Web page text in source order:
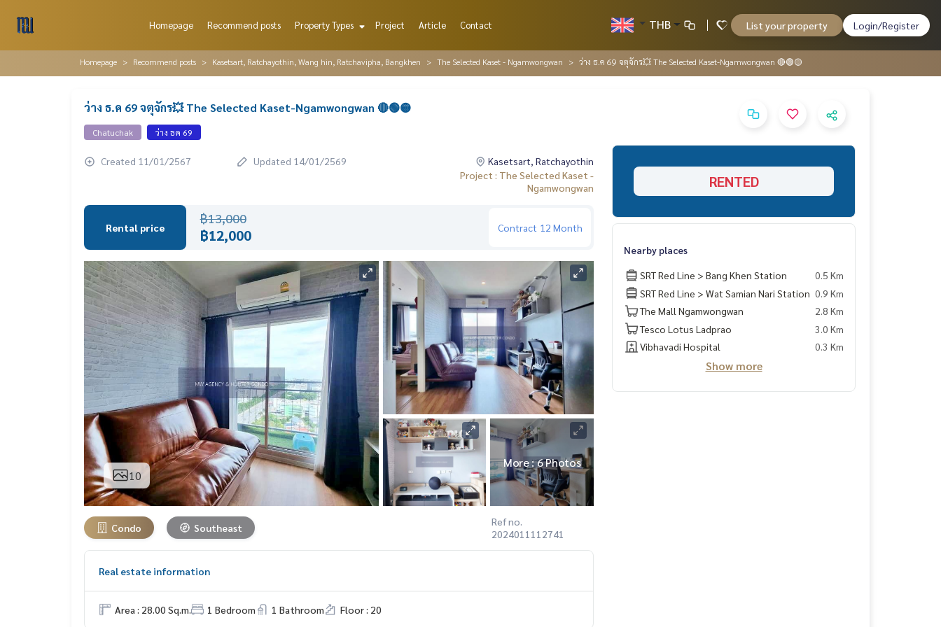
Homepage Recommend posts Property Types Project Article Contact THB List your property Login/Register
Homepage Recommend posts Kasetsart, Ratchayothin, Wang hin, Ratchavipha, Bangkhen The Selected Kaset - Ngamwongwan ว่าง ธ.ค 69 จตุจักร💥 The Selected Kaset-Ngamwongwan 🔴🟢🟡
ว่าง ธ.ค 69 จตุจักร💥 The Selected Kaset-Ngamwongwan 🔴🟢🟡
Chatuchak ว่าง ธค 69
Created 11/01/2567 Updated 14/01/2569
Kasetsart, Ratchayothin
Project : The Selected Kaset -
Ngamwongwan
Rental price
฿13,000
฿12,000 Contract 12 Month
10
More : 6 Photos
Condo Southeast
Ref no.
2024011112741
Real estate information
Area : 28.00 Sq.m. 1 Bedroom 1 Bathroom Floor : 20
RENTED
Nearby places
SRT Red Line > Bang Khen Station
0.5 Km
SRT Red Line > Wat Samian Nari Station 0.9 Km
The Mall Ngamwongwan
2.8 Km
Tesco Lotus Ladprao
3.0 Km
Vibhavadi Hospital
0.3 Km
Show more